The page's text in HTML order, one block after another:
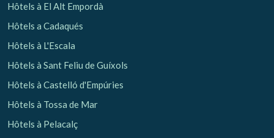
Hôtels à El Alt Empordà
Hôtels a Cadaqués
Hôtels à L'Escala
Hôtels à Sant Feliu de Guíxols
Hôtels à Castelló d'Empúries
Hôtels à Tossa de Mar
Hôtels à Pelacalç